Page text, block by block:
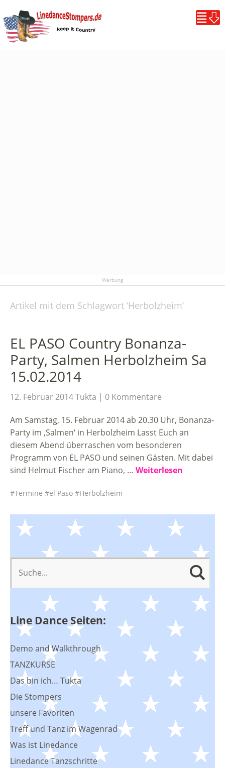
Werbung
Artikel mit dem Schlagwort ‘Herbolzheim’
EL PASO Country Bonanza-
Party, Salmen Herbolzheim Sa
15.02.2014
12. Februar 2014Tukta 0 Kommentare
Am Samstag, 15. Februar 2014 ab 20.30 Uhr, Bonanza-
Party im ‚Salmen‘ in Herbolzheim Lasst Euch an
diesem Abend überraschen vom besonderen
Programm von EL PASO und seinen Gästen. Mit dabei
sind Helmut Fischer am Piano, … Weiterlesen
Termine el Paso Herbolzheim
Line Dance Seiten:
Demo and Walkthrough
TANZKURSE
Das bin ich… Tukta
Die Stompers
unsere Favoriten
Treff und Tanz im Wagenrad
Was ist Linedance
Linedance Tanzschritte